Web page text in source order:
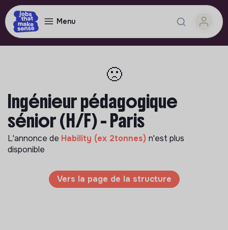
Menu
🙁
Ingénieur pédagogique
sénior (H/F) - Paris
L'annonce de Hability (ex 2tonnes) n'est plus
disponible
Vers la page de la structure